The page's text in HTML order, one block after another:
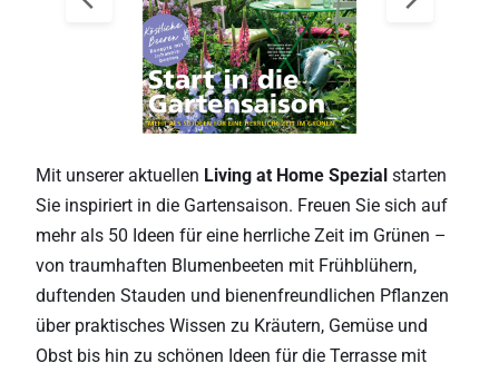
Mit unserer aktuellen Living at Home Spezial starten
Sie inspiriert in die Gartensaison. Freuen Sie sich auf
mehr als 50 Ideen für eine herrliche Zeit im Grünen –
von traumhaften Blumenbeeten mit Frühblühern,
duftenden Stauden und bienenfreundlichen Pflanzen
über praktisches Wissen zu Kräutern, Gemüse und
Obst bis hin zu schönen Ideen für die Terrasse mit